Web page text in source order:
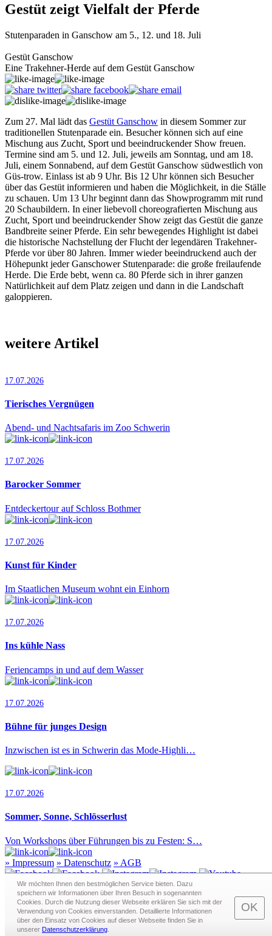
Gestüt zeigt Vielfalt der Pferde
Stutenparaden in Ganschow am 5., 12. und 18. Juli
Gestüt Ganschow
Eine Trakehner-Herde auf dem Gestüt Ganschow
Zum 27. Mal lädt das Gestüt Ganschow in diesem Sommer zur
traditionellen Stutenparade ein. Besucher können sich auf eine
Mischung aus Zucht, Sport und beeindruckender Show freuen.
Termine sind am 5. und 12. Juli, jeweils am Sonntag, und am 18.
Juli, einem Sonnabend, auf dem Gestüt Ganschow südwestlich von
Güs-trow. Einlass ist ab 9 Uhr. Bis 12 Uhr können sich Besucher
über das Gestüt informieren und haben die Möglichkeit, in die Ställe
zu schauen. Um 13 Uhr beginnt dann das Showprogramm mit rund
20 Schaubildern. In einer liebevoll choreografierten Mischung aus
Zucht, Sport und beeindruckender Show zeigt das Gestüt die ganze
Bandbreite seiner Pferde. Ein sehr bewegendes Highlight ist dabei
die historische Nachstellung der Flucht der legendären Trakehner-
Pferde vor über 80 Jahren. Immer wieder beeindruckend auch der
Höhepunkt jeder Ganschower Stutenparade: die große freilaufende
Herde. Die Erde bebt, wenn ca. 80 Pferde sich in ihrer ganzen
Natürlichkeit auf dem Platz zeigen und dann in die Landschaft
galoppieren.
weitere Artikel
17.07.2026
Tierisches Vergnügen
Abend- und Nachtsafaris im Zoo Schwerin
17.07.2026
Barocker Sommer
Entdeckertour auf Schloss Bothmer
17.07.2026
Kunst für Kinder
Im Staatlichen Museum wohnt ein Einhorn
17.07.2026
Ins kühle Nass
Feriencamps in und auf dem Wasser
17.07.2026
Bühne für junges Design
Inzwischen ist es in Schwerin das Mode-Highli…
17.07.2026
Sommer, Sonne, Schlösserlust
Von Workshops über Führungen bis zu Festen: S…
» Impressum » Datenschutz » AGB
Redaktion · Graf-Schack-Alle 8 · 19053 Schwerin
Telefon:0385 - 63 83 281· Fax: 0385 - 63 83 279 · Mail:
redaktion@schwerin.live
Wir möchten Ihnen den bestmöglichen Service bieten. Dazu
speichern wir Informationen über Ihren Besuch in sogenann­ten
Cookies. Durch die Nutzung dieser Webseite erklären Sie sich mit der
Verwendung von Cookies einverstanden. Detaillierte Informationen
über den Einsatz von Cookies auf dieser Webseite finden Sie in
unserer Datenschutzerklärung
OK